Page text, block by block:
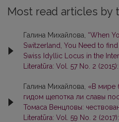
Most read articles by
Галина Михайлова, “When
Switzerland, You Need to
Swiss Idyllic Locus in the
Literatūra: Vol. 57 No. 2
Галина Михайлова, «В мире
гидом щепотка ли славы
Томаса Венцловы:
Literatūra: Vol. 59 No. 2